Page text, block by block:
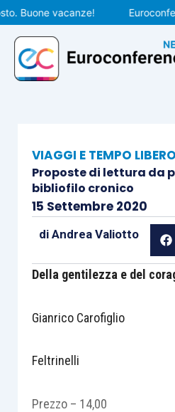
Vai
al
contenuto
vacanze!
VIAGGI E TEMPO LIBERO
Proposte di lettura da
bibliofilo cronico
15 Settembre 2020
di Andrea Valiotto
Della gentilezza e del
Gianrico Carofiglio
Feltrinelli
Prezzo – 14,00